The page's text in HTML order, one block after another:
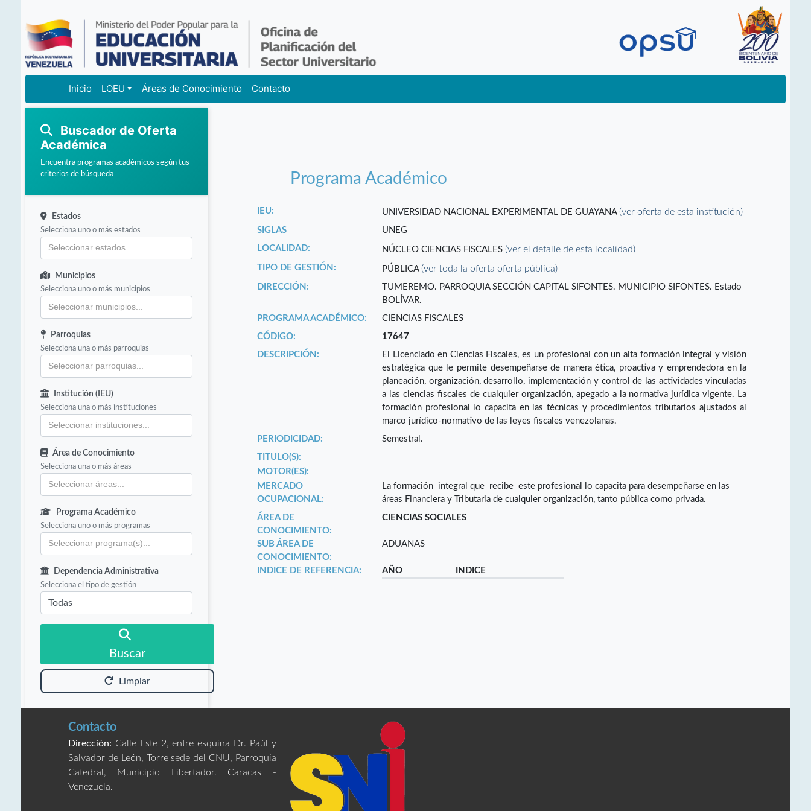
Inicio LOEU Áreas de Conocimiento Contacto
Buscador de Oferta
Académica
Encuentra programas académicos según tus
criterios de búsqueda
Estados
Selecciona uno o más estados
Municipios
Selecciona uno o más municipios
Parroquias
Selecciona una o más parroquias
Institución (IEU)
Selecciona una o más instituciones
Área de Conocimiento
Selecciona una o más áreas
Programa Académico
Selecciona uno o más programas
Dependencia Administrativa
Selecciona el tipo de gestión
Buscar
Limpiar
Programa Académico
IEU: UNIVERSIDAD NACIONAL EXPERIMENTAL DE GUAYANA(ver oferta de esta institución)
SIGLAS
UNEG
LOCALIDAD:
NÚCLEO CIENCIAS FISCALES(ver el detalle de esta localidad)
TIPO DE GESTIÓN: PÚBLICA(ver toda la oferta oferta pública)
DIRECCIÓN:
TUMEREMO. PARROQUIA SECCIÓN CAPITAL SIFONTES. MUNICIPIO SIFONTES. Estado
BOLÍVAR.
PROGRAMA ACADÉMICO:
CIENCIAS FISCALES
CÓDIGO:
17647
DESCRIPCIÓN:
El Licenciado en Ciencias Fiscales, es un profesional con un alta formación integral y visión
estratégica que le permite desempeñarse de manera ética, proactiva y emprendedora en la
planeación, organización, desarrollo, implementación y control de las actividades vinculadas
a las ciencias fiscales de cualquier organización, apegado a la normativa jurídica vigente. La
formación profesional lo capacita en las técnicas y procedimientos tributarios ajustados al
marco jurídico-normativo de las leyes fiscales venezolanas.
PERIODICIDAD:
Semestral.
TITULO(S):
MOTOR(ES):
MERCADO
OCUPACIONAL:
La formación integral que recibe este profesional lo capacita para desempeñarse en las
áreas Financiera y Tributaria de cualquier organización, tanto pública como privada.
ÁREA DE
CONOCIMIENTO:
CIENCIAS SOCIALES
SUB ÁREA DE
CONOCIMIENTO:
ADUANAS
INDICE DE REFERENCIA: AÑO INDICE
Contacto
Dirección: Calle Este 2, entre esquina Dr. Paúl y
Salvador de León, Torre sede del CNU, Parroquia
Catedral, Municipio Libertador. Caracas -
Venezuela.